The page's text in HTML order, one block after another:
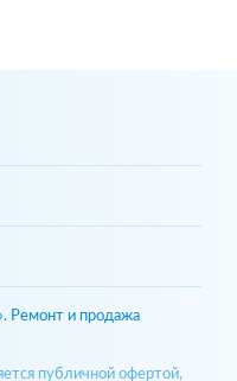
Ремонт и продажа
публичной офертой,